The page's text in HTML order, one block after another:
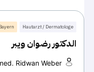
Hautarzt / Dermatologe
الدكتور رضوان ويبر
Ridwan Weber